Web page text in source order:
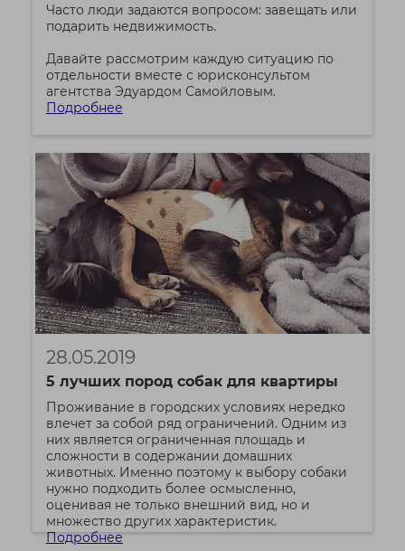
Часто люди задаются вопросом: завещать или
подарить недвижимость.
Давайте рассмотрим каждую ситуацию по
отдельности вместе с юрисконсультом
агентства Эдуардом Самойловым.
Подробнее
28.05.2019
5 лучших пород собак для квартиры
Проживание в городских условиях нередко
влечет за собой ряд ограничений. Одним из
них является ограниченная площадь и
сложности в содержании домашних
животных. Именно поэтому к выбору собаки
нужно подходить более осмысленно,
оценивая не только внешний вид, но и
множество других характеристик.
Подробнее